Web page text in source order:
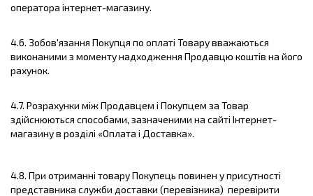
оператора інтернет-магазину.
4.6. Зобов'язання Покупця по оплаті Товару вважаються
виконаними з моменту надходження Продавцю коштів на його
рахунок.
4.7. Розрахунки між Продавцем і Покупцем за Товар
здійснюються способами, зазначеними на сайті Інтернет-
магазину в розділі «Оплата і Доставка».
4.8. При отриманні товару Покупець повинен у присутності
представника служби доставки (перевізника) перевірити